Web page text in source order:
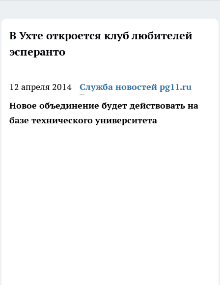
В Ухте откроется клуб любителей
эсперанто
12 апреля 2014
Служба новостей pg11.ru
Новое объединение будет действовать на
базе технического университета